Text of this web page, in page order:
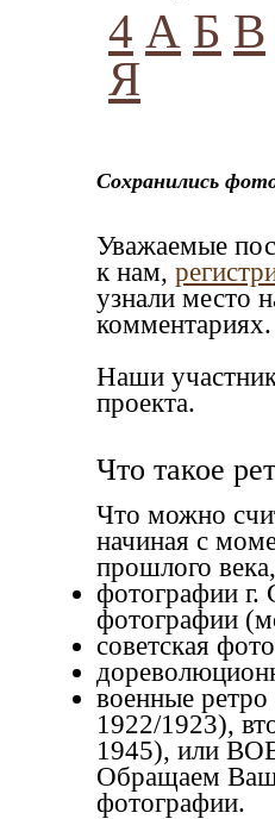
4 А Б В
Я
Сохранились
Уважаемые
к нам,
узнали место
Наши
проекта.
Что такое
Что можно
начиная c
прошлого
фотографии г.
фотографии
советская
военные
1922/1923),
1945), или
Обращаем
фотографии.